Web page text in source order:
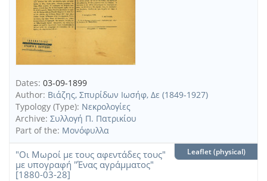
Dates: 03-09-1899
Author: Βιάζης, Σπυρίδων Ιωσήφ, Δε (1849-1927)
Typology (Type): Νεκρολογίες
Archive: Συλλογή Π. Πατρικίου
Part of the: Μονόφυλλα
"Οι Μωροί με τους αφεντάδες τους"
με υπογραφή "Ένας αγράμματος"
[1880-03-28]
Leaflet (physical)